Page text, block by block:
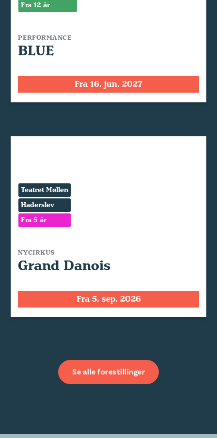
Fra 12 år
PERFORMANCE
BLUE
Fra 16. jun. 2027
Teatret Møllen
Haderslev
Fra 5 år
NYCIRKUS
Grand Danois
Fra 5. sep. 2026
Se alle forestillinger